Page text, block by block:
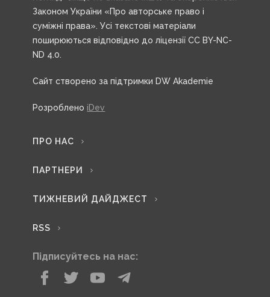
Законом України «Про авторське право і
суміжні права». Усі текстові матеріали
поширюються відповідно до ліцензії CC BY-NC-
ND 4.0.
Сайт створено за підтримки DW Akademie
Розроблено iDev
ПРО НАС
ПАРТНЕРИ
ТИЖНЕВИЙ ДАЙДЖЕСТ
RSS
Підписуйтесь на нас: